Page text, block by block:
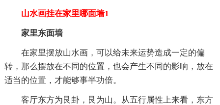
山水画挂在家里哪面墙1
家里东面墙
在家里摆放山水画，可以给未来运势造成一定的偏
转，那么摆放在不同的位置，也会产生不同的影响，放在
适当的位置，才能够事半功倍。
客厅东方为艮卦，艮为山。从五行属性上来看，东方